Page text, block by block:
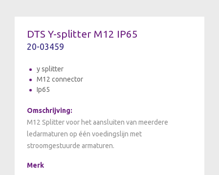
DTS Y-splitter M12 IP65
20-03459
y splitter
M12 connector
Ip65
Omschrijving:
M12 Splitter voor het aansluiten van meerdere
ledarmaturen op één voedingslijn met
stroomgestuurde armaturen.
Merk